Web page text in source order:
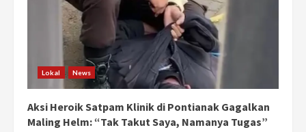
Lokal News
Aksi Heroik Satpam Klinik di Pontianak Gagalkan
Maling Helm: “Tak Takut Saya, Namanya Tugas”